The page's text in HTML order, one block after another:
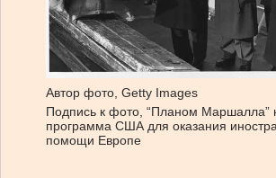
Автор фото, Getty Images
Подпись к фото, “Планом Маршалла”
программа США для оказания
помощи Европе